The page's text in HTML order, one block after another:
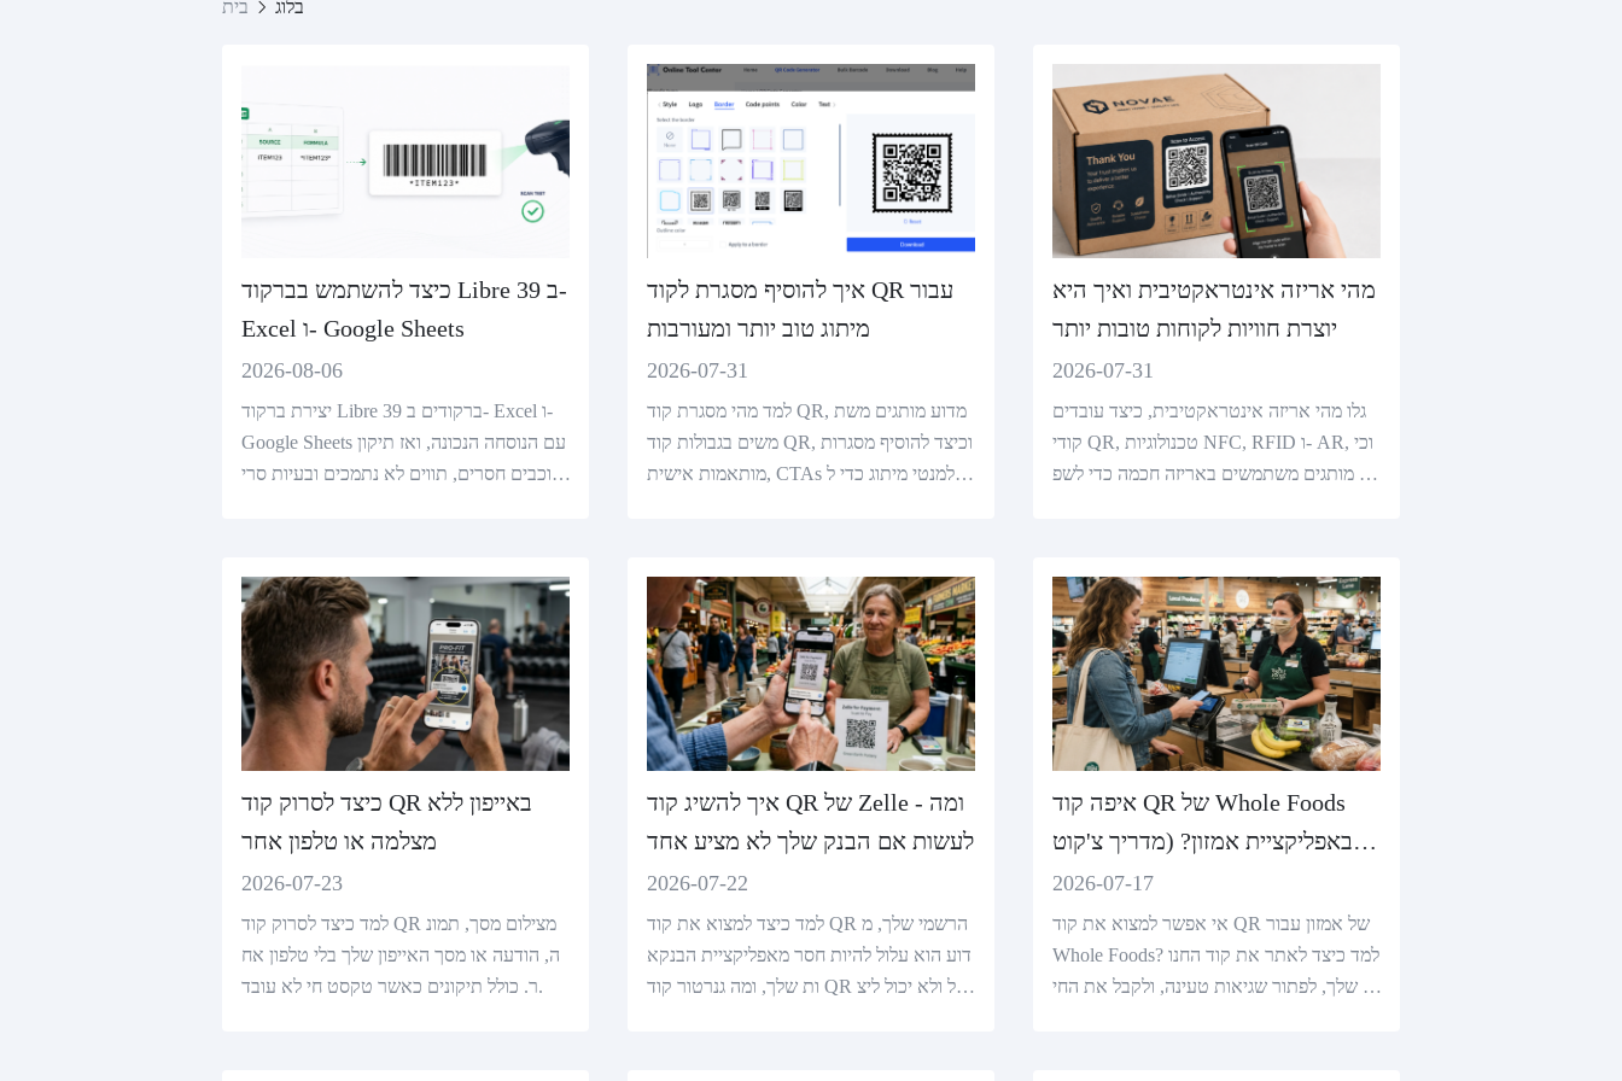
בית בלוג
כיצד להשתמש בברקוד Libre 39 ב-
Excel ו- Google Sheets
2026-08-06
יצירת ברקוד Libre 39 ברקודים ב- Excel ו-
Google Sheets עם הנוסחה הנכונה, ואז תיקון
כוכבים חסרים, תווים לא נתמכים ובעיות סרי
איך להוסיף מסגרת לקוד QR עבור
מיתוג טוב יותר ומעורבות
2026-07-31
למד מהי מסגרת קוד QR, מדוע מותגים משת
משים בגבולות קוד QR, וכיצד להוסיף מסגרות
מותאמות אישית, CTAs ואלמנטי מיתוג כדי ל
מהי אריזה אינטראקטיבית ואיך היא
יוצרת חוויות לקוחות טובות יותר
2026-07-31
גלו מהי אריזה אינטראקטיבית, כיצד עובדים
קודי QR, טכנולוגיות NFC, RFID ו- AR, וכי
צד מותגים משתמשים באריזה חכמה כדי לשפ
כיצד לסרוק קוד QR באייפון ללא
מצלמה או טלפון אחר
2026-07-23
למד כיצד לסרוק קוד QR מצילום מסך, תמונ
ה, הודעה או מסך האייפון שלך בלי טלפון אח
ר. כולל תיקונים כאשר טקסט חי לא עובד.
איך להשיג קוד QR של Zelle - ומה
לעשות אם הבנק שלך לא מציע אחד
2026-07-22
למד כיצד למצוא את קוד QR הרשמי שלך, מ
דוע הוא עלול להיות חסר מאפליקציית הבנקא
ות שלך, ומה גנרטור קוד QR יכול ולא יכול ליצ
איפה קוד QR של Whole Foods
באפליקציית אמזון? (מדריך צ'קוט
2026)
2026-07-17
אי אפשר למצוא את קוד QR של אמזון עבור
Whole Foods? למד כיצד לאתר את קוד החנו
ת שלך, לפתור שגיאות טעינה, ולקבל את החי